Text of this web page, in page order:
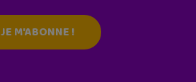
JE M'ABONNE !